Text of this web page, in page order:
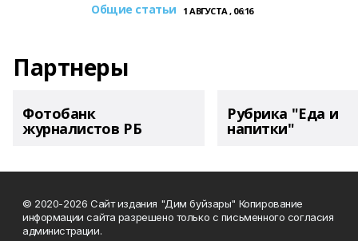
Общие статьи 1 АВГУСТА , 06:16
Партнеры
Фотобанк
журналистов РБ
Рубрика "Еда и
напитки"
© 2020-2026 Сайт издания "Дим буйзары" Копирование
информации сайта разрешено только с письменного согласия
администрации.